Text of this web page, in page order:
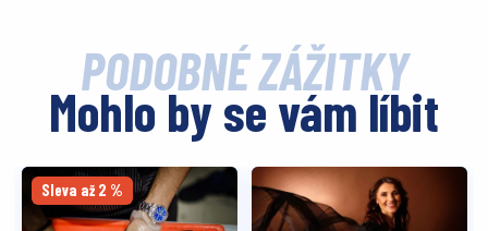
PODOBNÉ ZÁŽITKY
Mohlo by se vám líbit
Sleva až 2 %